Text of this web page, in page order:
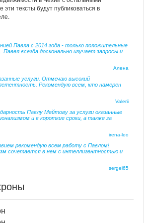
тексты будут публиковаться в
Павла с 2014 года - только положительные
Павел всегда досконально изучает запросы и
Алена
услуги. Отмечаю высокий
Рекомендую всем, кто намерен
Valerii
Павлу Мейтову за услуги оказанные
и в короткие сроки, а также за
irena-leo
рекомендую всем работу с Павлом!
сочетается в нем с интеллигентностью и
sergei65